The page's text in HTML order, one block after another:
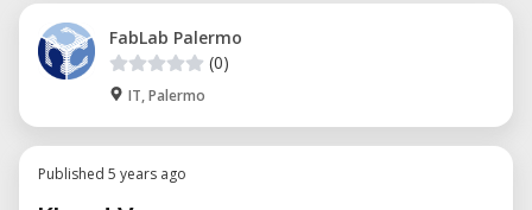
FabLab Palermo
(0)
IT, Palermo
Published 5 years ago